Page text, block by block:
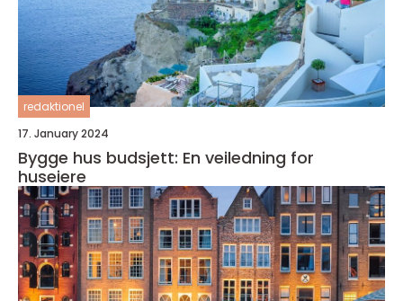
redaktionel
17. January 2024
Bygge hus budsjett: En veiledning for
huseiere